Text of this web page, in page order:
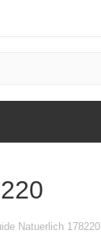
Natuerlich 178220